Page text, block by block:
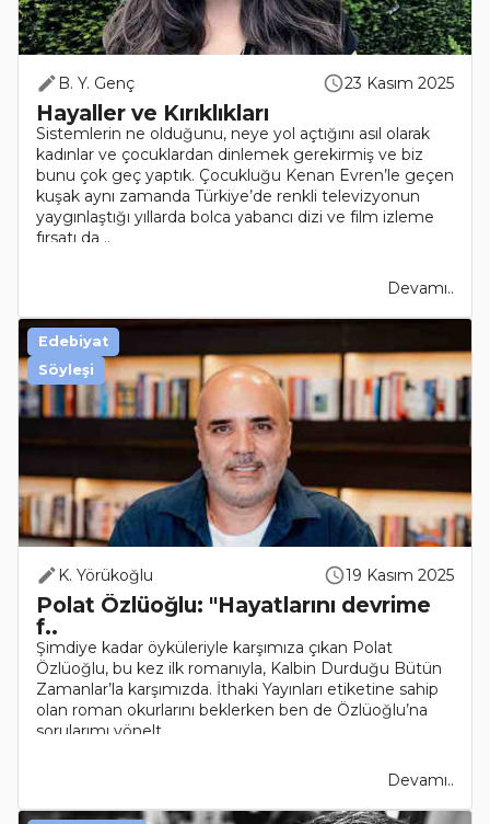
B. Y. Genç 23 Kasım 2025
Hayaller ve Kırıklıkları
Sistemlerin ne olduğunu, neye yol açtığını asıl olarak
kadınlar ve çocuklardan dinlemek gerekirmiş ve biz
bunu çok geç yaptık. Çocukluğu Kenan Evren’le geçen
kuşak aynı zamanda Türkiye’de renkli televizyonun
yaygınlaştığı yıllarda bolca yabancı dizi ve film izleme
fırsatı da ..
Devamı..
K. Yörükoğlu 19 Kasım 2025
Polat Özlüoğlu: "Hayatlarını devrime
f..
Şimdiye kadar öyküleriyle karşımıza çıkan Polat
Özlüoğlu, bu kez ilk romanıyla, Kalbin Durduğu Bütün
Zamanlar’la karşımızda. İthaki Yayınları etiketine sahip
olan roman okurlarını beklerken ben de Özlüoğlu’na
sorularımı yönelt..
Devamı..
Edebiyat
Söyleşi